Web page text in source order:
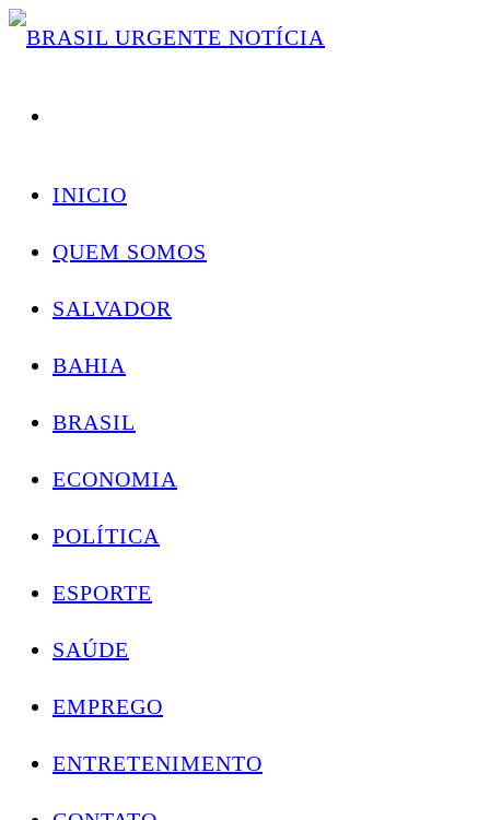
Skip
INICIO
QUEM SOMOS
SALVADOR
BAHIA
BRASIL
ECONOMIA
POLÍTICA
ESPORTE
SAÚDE
EMPREGO
ENTRETENIMENTO